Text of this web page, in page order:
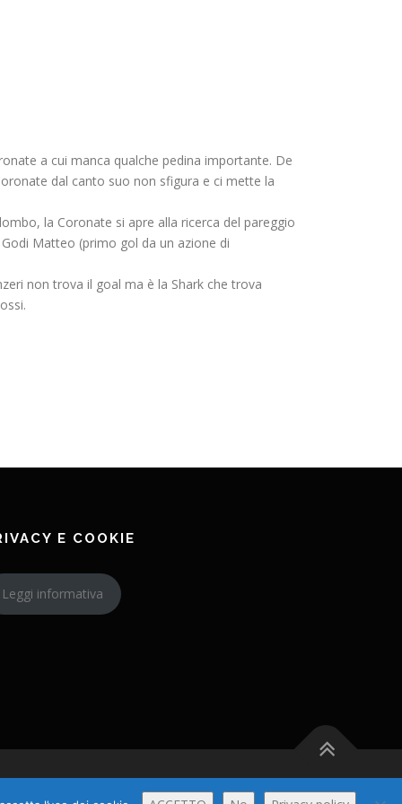
a cui manca qualche pedina importante. De
dal canto suo non sfigura e ci mette la
la Coronate si apre alla ricerca del pareggio
Matteo (primo gol da un azione di
non trova il goal ma è la Shark che trova
E COOKIE
Leggi informativa